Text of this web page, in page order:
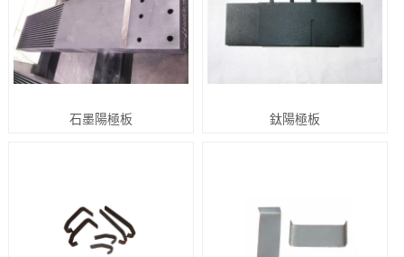
石墨陽極板 鈦陽極板